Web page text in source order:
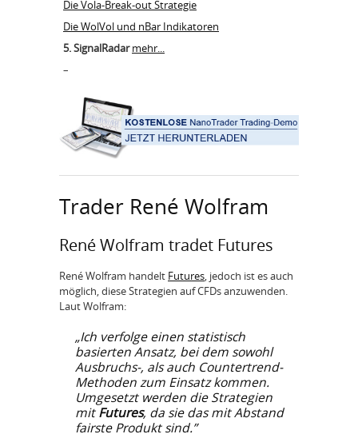
Die Vola-Break-out Strategie
Die WolVol und nBar Indikatoren
5. SignalRadar mehr...
–
Trader René Wolfram
René Wolfram tradet Futures
René Wolfram handelt Futures , jedoch ist es auch
möglich, diese Strategien auf CFDs anzuwenden.
Laut Wolfram:
„Ich verfolge einen statistisch
basierten Ansatz, bei dem sowohl
Ausbruchs-, als auch Countertrend-
Methoden zum Einsatz kommen.
Umgesetzt werden die Strategien
mitFutures, da sie das mit Abstand
fairste Produkt sind.”